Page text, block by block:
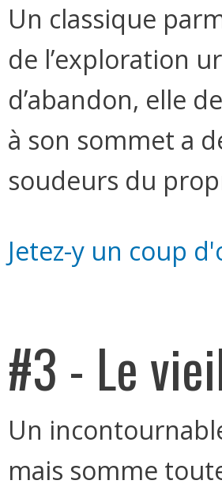
Un classique
de l’exploration
d’abandon, elle
à son sommet a
soudeurs du
Jetez-y un coup
#3 - Le
Un
mais somme